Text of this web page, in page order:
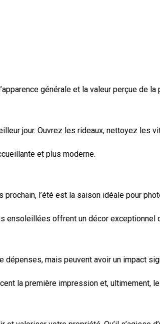
générale et la valeur perçue de la
jour. Ouvrez les rideaux, nettoyez les
et plus moderne.
prochain, l’été est la saison idéale pour
ensoleillées offrent un décor exceptionnel
mais peuvent avoir un impact
la première impression et, ultimement,